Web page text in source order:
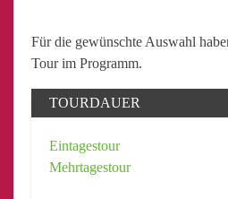
Für die gewünschte Auswahl
Tour im Programm.
TOURDAUER
Eintagestour
Mehrtagestour